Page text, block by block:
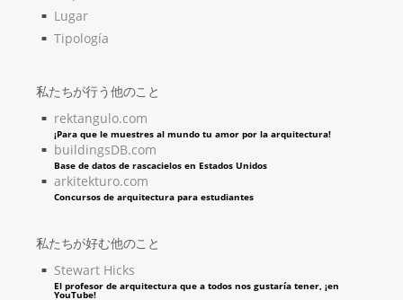
Lugar
Tipología
私たちが行う他のこと
rektangulo.com
¡Para que le muestres al mundo tu amor por la arquitectura!
buildingsDB.com
Base de datos de rascacielos en Estados Unidos
arkitekturo.com
Concursos de arquitectura para estudiantes
私たちが好む他のこと
Stewart Hicks
El profesor de arquitectura que a todos nos gustaría tener, ¡en
YouTube!